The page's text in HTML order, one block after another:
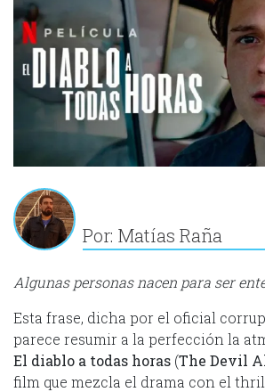
Por: Matías Raña
Algunas personas nacen para ser
Esta frase, dicha por el oficial
parece resumir a la perfección la
El diablo a todas horas (The Devil
film que mezcla el drama con el